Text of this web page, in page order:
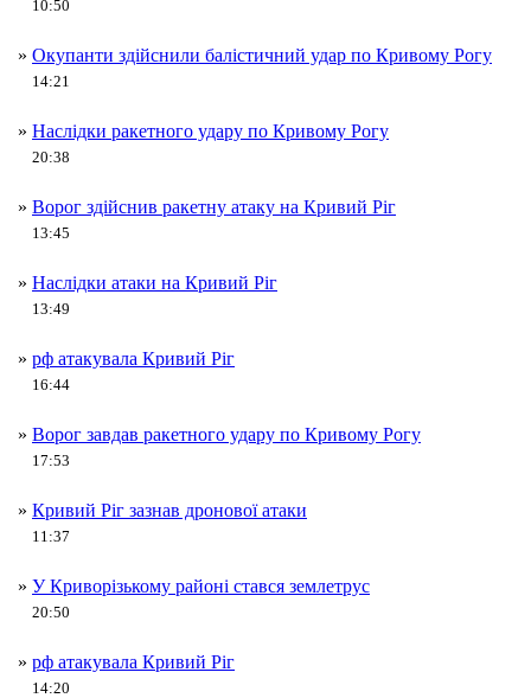
10:50
» Окупанти здійснили балістичний удар по Кривому Рогу
14:21
» Наслідки ракетного удару по Кривому Рогу
20:38
» Ворог здійснив ракетну атаку на Кривий Ріг
13:45
» Наслідки атаки на Кривий Ріг
13:49
» рф атакувала Кривий Ріг
16:44
» Ворог завдав ракетного удару по Кривому Рогу
17:53
» Кривий Ріг зазнав дронової атаки
11:37
» У Криворізькому районі стався землетрус
20:50
» рф атакувала Кривий Ріг
14:20